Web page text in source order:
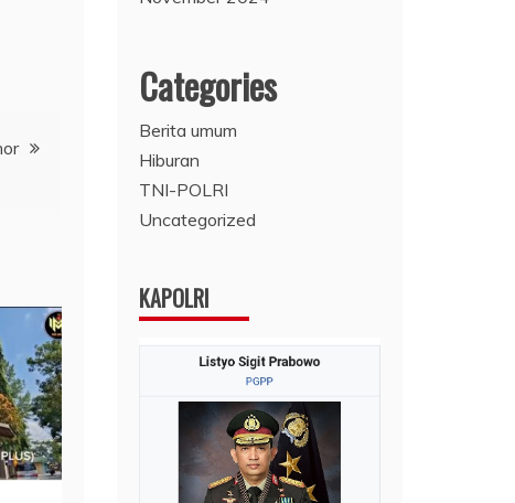
Categories
Berita umum
Hiburan
TNI-POLRI
Uncategorized
KAPOLRI